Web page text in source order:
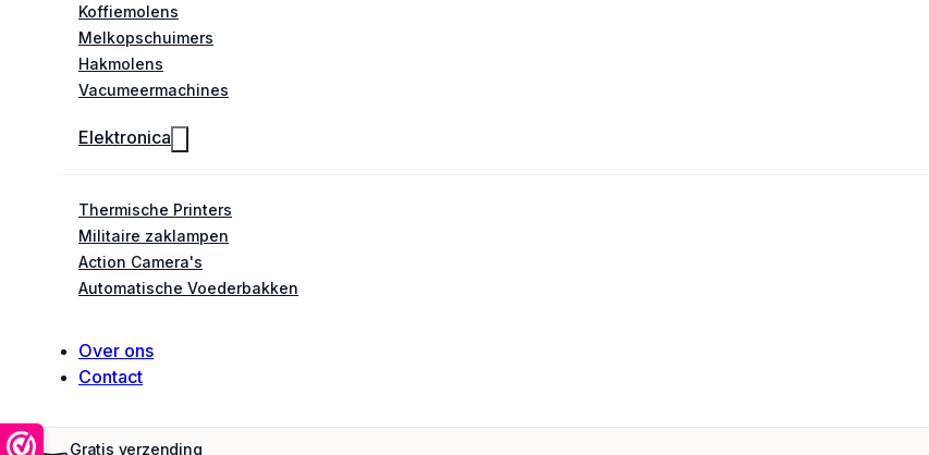
Koffiemolens
Melkopschuimers
Hakmolens
Vacumeermachines
Elektronica
Thermische Printers
Militaire zaklampen
Action Camera's
Automatische Voederbakken
Over ons
Contact
Gratis verzending